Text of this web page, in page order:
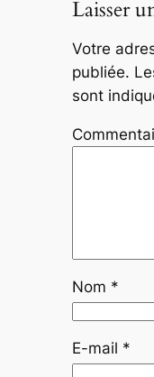
Laisser
Votre
publiée.
sont
Nom *
E-mail *